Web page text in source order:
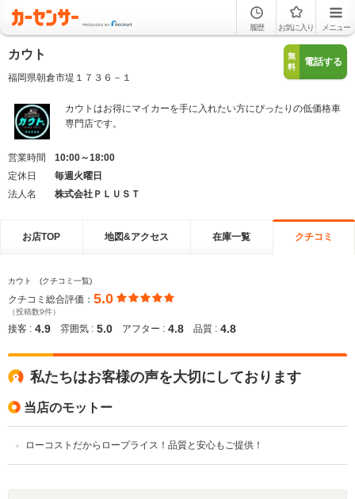
履歴 お気に入り メニュー
カウト
福岡県朝倉市堤１７３６－１
無
料
電話する
カウトはお得にマイカーを手に入れたい方にぴったりの低価格車
専門店です。
営業時間
10:00～18:00
定休日
毎週火曜日
法人名
株式会社ＰＬＵＳＴ
お店TOP 地図&アクセス 在庫一覧 クチコミ
カウト (クチコミ一覧)
クチコミ総合評価： 5.0
（投稿数9件）
接客 : 4.9 雰囲気 : 5.0 アフター : 4.8 品質 : 4.8
私たちはお客様の声を大切にしております
当店のモットー
ローコストだからロープライス！品質と安心もご提供！